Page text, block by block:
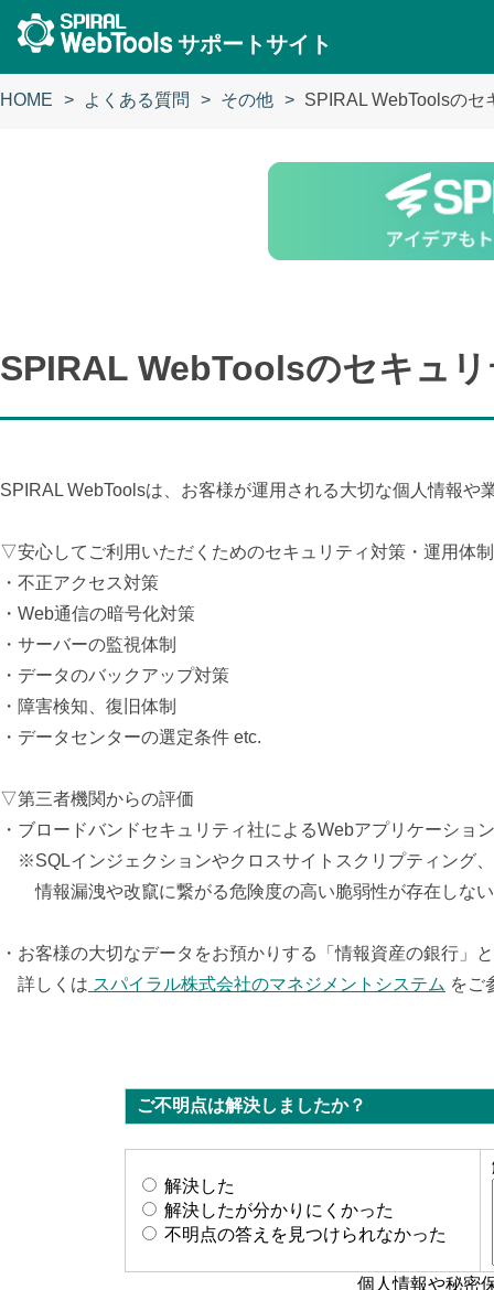
サポートサイト
HOME よくある質問 その他 SPIRAL WebToolsのセ
SPIRAL WebToolsのセキュ
SPIRAL WebToolsは、お客様が運用される大切な個人情報
▽安心してご利用いただくためのセキュリティ対策・運用体制
・不正アクセス対策
・Web通信の暗号化対策
・サーバーの監視体制
・データのバックアップ対策
・障害検知、復旧体制
・データセンターの選定条件 etc.
▽第三者機関からの評価
・ブロードバンドセキュリティ社によるWebアプリケーシ
※SQLインジェクションやクロスサイトスクリプティング
情報漏洩や改竄に繋がる危険度の高い脆弱性が存在しない
・ お客様の大切なデータをお預かりする「情報資産の銀行」
詳しくは スパイラル株式会社のマネジメントシステム をご